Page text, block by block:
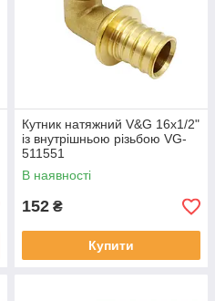
Кутник натяжний V&G 16x1/2"
із внутрішньою різьбою VG-
511551
В наявності
152 ₴
Купити